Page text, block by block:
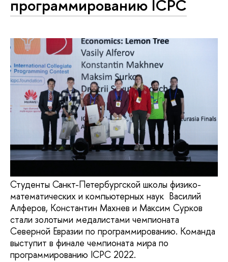
программированию ICPC
Студенты Санкт-Петербургской школы физико-
математических и компьютерных наук Василий
Алферов, Константин Махнев и Максим Сурков
стали золотыми медалистами чемпионата
Северной Евразии по программированию. Команда
выступит в финале чемпионата мира по
программированию ICPC 2022.